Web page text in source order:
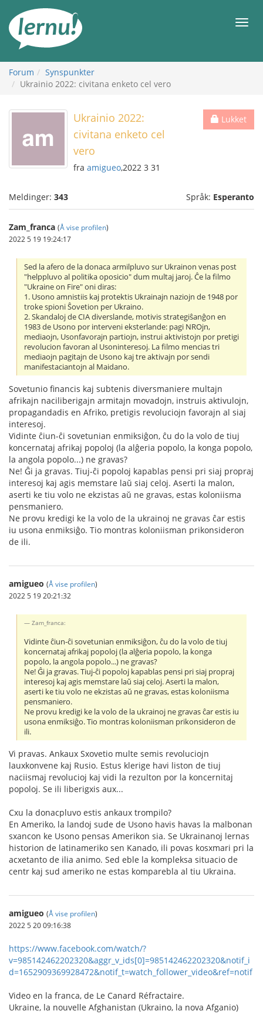
innholdet
Meny
Forum
Synspunkter
Ukrainio 2022: civitana enketo cel vero
Lukket
Ukrainio 2022:
civitana enketo cel
vero
fra amigueo,2022 3 31
Meldinger: 343 Språk: Esperanto
Zam_franca (Å vise profilen)
2022 5 19 19:24:17
Sed la afero de la donaca armilpluvo sur Ukrainon venas post
"helppluvo al politika oposicio" dum multaj jaroj. Ĉe la filmo
"Ukraine on Fire" oni diras:
1. Usono amnistiis kaj protektis Ukrainajn naziojn de 1948 por
troke spioni Ŝovetion per Ukraino.
2. Skandaloj de CIA diverslande, motivis strategiŝanĝon en
1983 de Usono por interveni eksterlande: pagi NROjn,
mediaojn, Usonfavorajn partiojn, instrui aktivistojn por pretigi
revolucion favoran al Usoninteresoj. La filmo mencias tri
mediaojn pagitajn de Usono kaj tre aktivajn por sendi
manifestaciantojn al Maidano.
Sovetunio financis kaj subtenis diversmaniere multajn
afrikajn naciliberigajn armitajn movadojn, instruis aktivulojn,
propagandadis en Afriko, pretigis revoluciojn favorajn al siaj
interesoj.
Vidinte ĉiun-ĉi sovetunian enmiksiĝon, ĉu do la volo de tiuj
koncernataj afrikaj popoloj (la alĝeria popolo, la konga popolo,
la angola popolo...) ne gravas?
Ne! Ĝi ja gravas. Tiuj-ĉi popoloj kapablas pensi pri siaj propraj
interesoj kaj agis memstare laŭ siaj celoj. Aserti la malon,
aserti ke tiu volo ne ekzistas aŭ ne gravas, estas koloniisma
pensmaniero.
Ne provu kredigi ke la volo de la ukrainoj ne gravas ĉar estis
iu usona enmiksiĝo. Tio montras koloniisman prikonsideron
de ili.
amigueo (Å vise profilen)
2022 5 19 20:21:32
Zam_franca:
Vidinte ĉiun-ĉi sovetunian enmiksiĝon, ĉu do la volo de tiuj
koncernataj afrikaj popoloj (la alĝeria popolo, la konga
popolo, la angola popolo...) ne gravas?
Ne! Ĝi ja gravas. Tiuj-ĉi popoloj kapablas pensi pri siaj propraj
interesoj kaj agis memstare laŭ siaj celoj. Aserti la malon,
aserti ke tiu volo ne ekzistas aŭ ne gravas, estas koloniisma
pensmaniero.
Ne provu kredigi ke la volo de la ukrainoj ne gravas ĉar estis iu
usona enmiksiĝo. Tio montras koloniisman prikonsideron de
ili.
Vi pravas. Ankaux Sxovetio multe semis revoluciojn
lauxkonvene kaj Rusio. Estus klerige havi liston de tiuj
naciismaj revolucioj kaj vidi la rezulton por la koncernitaj
popoloj. Se ili liberigxis aux...
Cxu la donacpluvo estis ankaux trompilo?
En Ameriko, la landoj sude de Usono havis havas la malbonan
sxancon ke Usono pensas Amerikon sia. Se Ukrainanoj lernas
historion de latinameriko sen Kanado, ili povas kosxmari pri la
acxetanto de ilia animo. Sed eble la kompleksa situacio de
centr kaj sud ameriko ne estas komparebla al tiu Ukraina.
amigueo (Å vise profilen)
2022 5 20 09:16:38
https://www.facebook.com/watch/?
v=985142462202320&aggr_v_ids[0]=985142462202320&notif_i
d=1652909369928472&notif_t=watch_follower_video&ref=notif
Video en la franca, de Le Canard Réfractaire.
Ukraine, la nouvelle Afghanistan (Ukraino, la nova Afganio)